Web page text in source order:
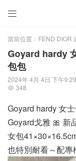

當前位置： FEND DIOR
Goyard hardy
包包
2024年 4月 4日 下午9:29
 348
Goyard hardy 女
Goyard戈雅 🎀 新
女包
也特別耐看～配